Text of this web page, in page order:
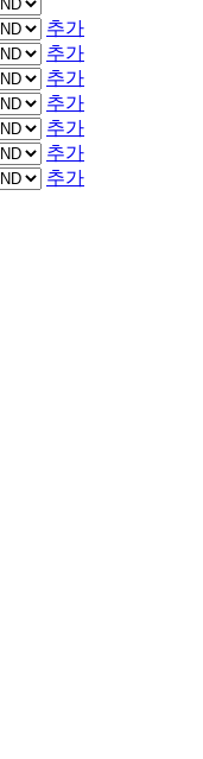
추가
추가
추가
추가
추가
추가
추가